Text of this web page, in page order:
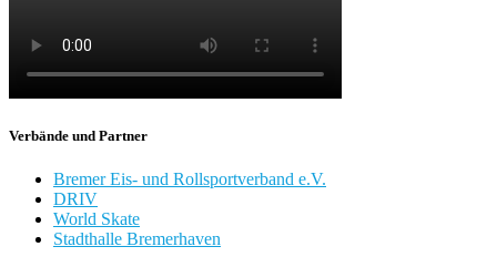
Verbände und Partner
Bremer Eis- und Rollsportverband e.V.
DRIV
World Skate
Stadthalle Bremerhaven